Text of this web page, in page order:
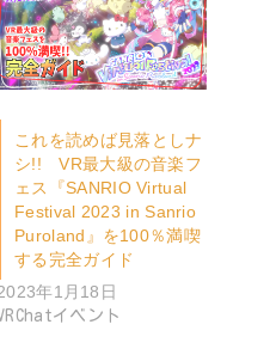
これを読めば見落としナ
シ!! VR最大級の音楽フ
ェス『SANRIO Virtual
Festival 2023 in Sanrio
Puroland』を100％満喫
する完全ガイド
年1月18日
イベント